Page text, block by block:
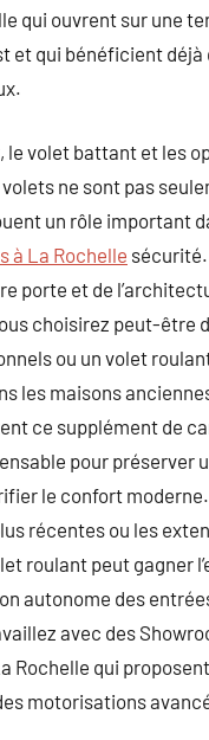
qui ouvrent sur une
et qui bénéficient déjà
le volet battant et les
ne sont pas
un rôle important
à La Rochelle
porte et de
choisirez peut-être
ou un volet
les maisons
ce supplément de
pour préserver
le confort
récentes ou les
roulant peut gagner
autonome des
avec des
Rochelle qui
motorisations